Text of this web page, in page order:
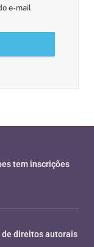
e-mail
tem inscrições
direitos autorais